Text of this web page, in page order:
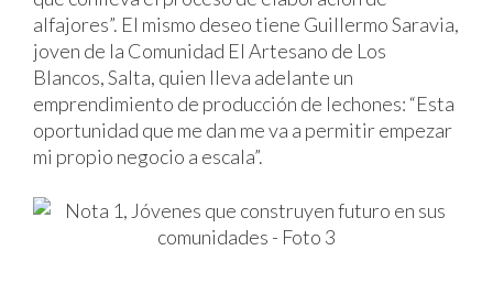
alfajores”. El mismo deseo tiene Guillermo Saravia,
joven de la Comunidad El Artesano de Los
Blancos, Salta, quien lleva adelante un
emprendimiento de producción de lechones: “Esta
oportunidad que me dan me va a permitir empezar
mi propio negocio a escala”.